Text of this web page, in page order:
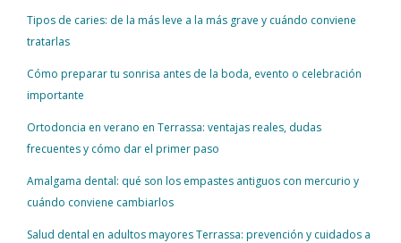
Tipos de caries: de la más leve a la más grave y cuándo conviene
tratarlas
Cómo preparar tu sonrisa antes de la boda, evento o celebración
importante
Ortodoncia en verano en Terrassa: ventajas reales, dudas
frecuentes y cómo dar el primer paso
Amalgama dental: qué son los empastes antiguos con mercurio y
cuándo conviene cambiarlos
Salud dental en adultos mayores Terrassa: prevención y cuidados a